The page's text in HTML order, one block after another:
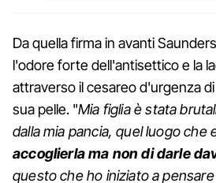
Da quella firma in avanti
l'odore forte dell'antisettico e la
attraverso il cesareo d'urgenza
sua pelle. "Mia figlia è stata
dalla mia pancia, quel luogo che
accoglierla ma non di darle
questo che ho iniziato a